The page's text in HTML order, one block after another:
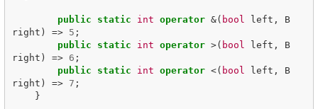
public static int operator &( bool left ,
B
right ) => 5 ;
public
static int operator >( bool left ,
B
right ) => 6 ;
public
static int operator <( bool left ,
B
right ) => 7 ;
}